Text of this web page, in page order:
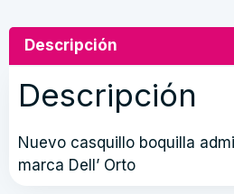
Descripción
Descripción
Nuevo casquillo boquilla
marca Dell’ Orto